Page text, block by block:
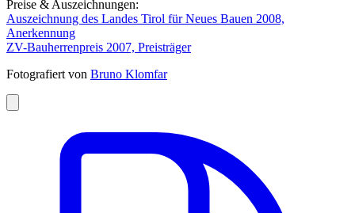
Preise & Auszeichnungen:
Auszeichnung des Landes Tirol für Neues Bauen 2008,
Anerkennung
ZV-Bauherrenpreis 2007, Preisträger
Fotografiert von Bruno Klomfar